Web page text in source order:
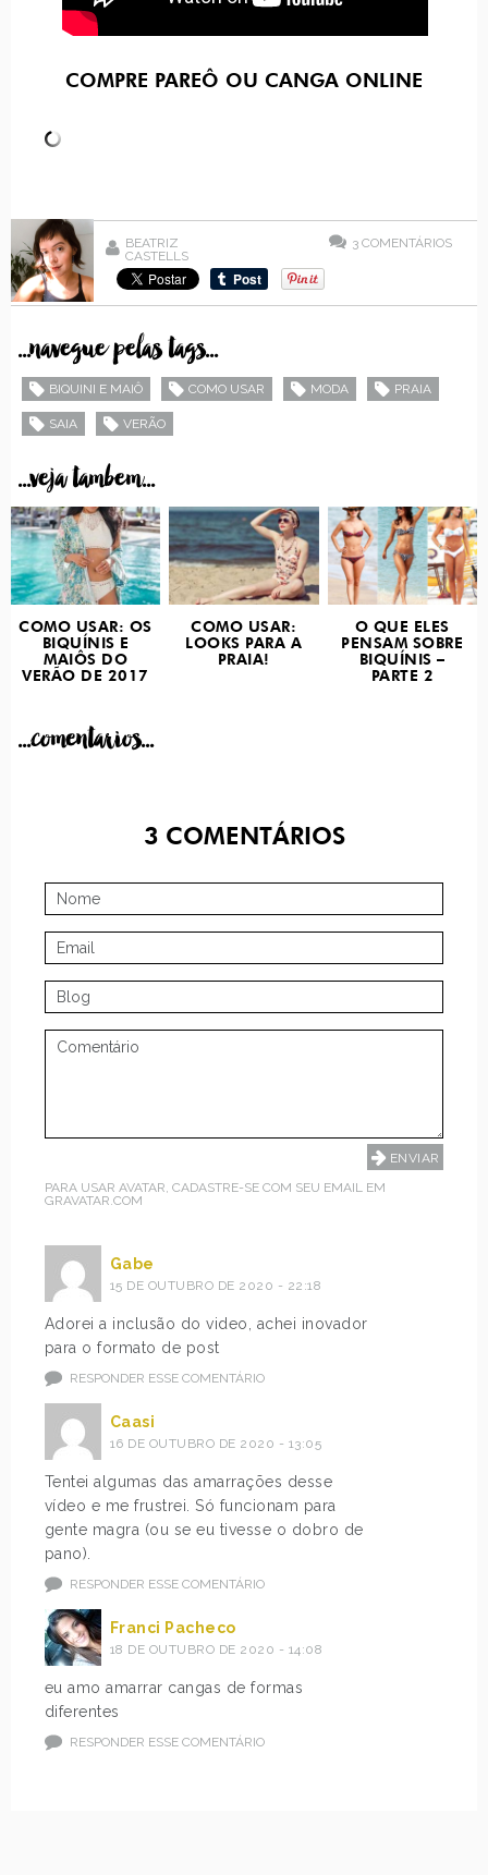
COMPRE PAREÔ OU CANGA ONLINE
BEATRIZ
CASTELLS
3 COMENTÁRIOS
...navegue pelas tags...
BIQUINI E MAIÔ COMO USAR MODA PRAIA
SAIA VERÃO
...veja tambem...
COMO USAR: OS
BIQUÍNIS E
MAIÔS DO
VERÃO DE 2017
COMO USAR:
LOOKS PARA A
PRAIA!
O QUE ELES
PENSAM SOBRE
BIQUÍNIS –
PARTE 2
...comentarios...
3COMENTÁRIOS
PARA USAR AVATAR, CADASTRE-SE COM SEU EMAIL EM
GRAVATAR.COM
Gabe
15 DE OUTUBRO DE 2020 - 22:18
Adorei a inclusão do video, achei inovador
para o formato de post
RESPONDER ESSE COMENTÁRIO
Caasi
16 DE OUTUBRO DE 2020 - 13:05
Tentei algumas das amarrações desse
vídeo e me frustrei. Só funcionam para
gente magra (ou se eu tivesse o dobro de
pano).
RESPONDER ESSE COMENTÁRIO
Franci Pacheco
18 DE OUTUBRO DE 2020 - 14:08
eu amo amarrar cangas de formas
diferentes
RESPONDER ESSE COMENTÁRIO